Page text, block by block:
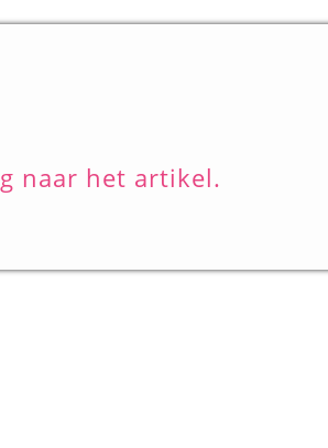
naar het artikel.